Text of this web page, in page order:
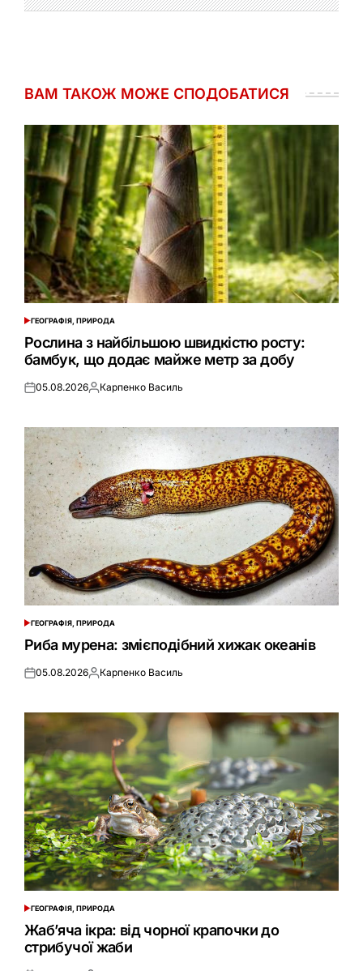
ВАМ ТАКОЖ МОЖЕ СПОДОБАТИСЯ
ОПУБЛІКУВАТИ
У
ГЕОГРАФІЯ, ПРИРОДА
Рослина з найбільшою швидкістю росту:
бамбук, що додає майже метр за добу
Оприлюднено
05.08.2026Опубліковано
Карпенко Василь
ОПУБЛІКУВАТИ
У
ГЕОГРАФІЯ, ПРИРОДА
Риба мурена: змієподібний хижак океанів
Оприлюднено
05.08.2026Опубліковано
Карпенко Василь
ОПУБЛІКУВАТИ
У
ГЕОГРАФІЯ, ПРИРОДА
Жаб’яча ікра: від чорної крапочки до
стрибучої жаби